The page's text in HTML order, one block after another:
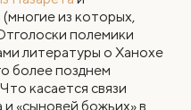
из которых,
полемики
литературы о Ханохе
более позднем
касается связи
«сыновей божьих» в